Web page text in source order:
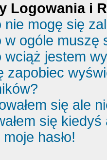
Logowania i
nie mogę się
w ogóle muszę
wciąż jestem
zapobiec
się ale
się
hasło!